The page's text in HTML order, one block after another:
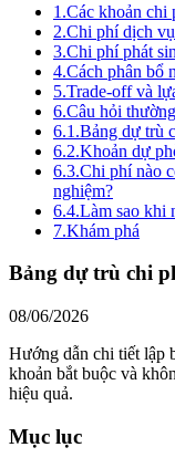
1.Các khoản chi
2.Chi phí dịch
3.Chi phí phát
4.Cách phân bổ
5.Trade-off và
6.Câu hỏi
6.1.Bảng dự trù
6.2.Khoản dự
6.3.Chi phí nào
nghiệm?
6.4.Làm sao khi
7.Khám phá
Bảng dự trù chi
08/06/2026
Hướng dẫn chi tiết lập
khoản bắt buộc và
hiệu quả.
Mục lục